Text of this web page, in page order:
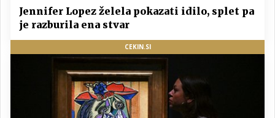
Jennifer Lopez želela pokazati idilo, splet pa
je razburila ena stvar
CEKIN.SI